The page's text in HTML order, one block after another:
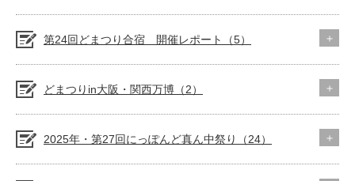
第24回どまつり合宿 開催レポート（5）
どまつりin大阪・関西万博（2）
2025年・第27回にっぽんど真ん中祭り（24）